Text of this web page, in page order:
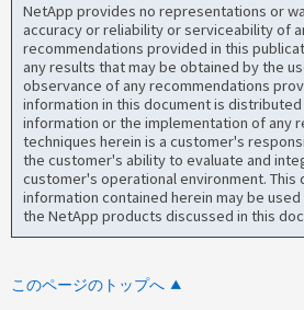
NetApp provides no representations or
accuracy or reliability or serviceability of
recommendations provided in this
any results that may be obtained by the
observance of any recommendations
information in this document is distributed
information or the implementation of any
techniques herein is a customer's
the customer's ability to evaluate and
customer's operational environment. This
information contained herein may be
the NetApp products discussed in this
このページのトップへ